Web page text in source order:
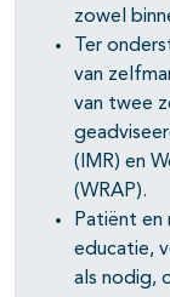
zowel
Ter
van
van twee
(IMR) en
(WRAP).
Patiënt en
educatie,
als nodig,